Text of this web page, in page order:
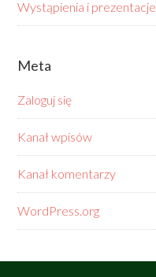
Wystąpienia i prezentacje
Meta
Zaloguj się
Kanał wpisów
Kanał komentarzy
WordPress.org